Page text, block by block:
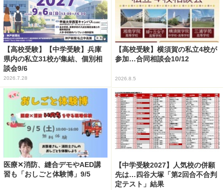
【高校受験】【中学受験】兵庫
県内の私立31校が集結、個別相
談会9/6
2026.7.28
【高校受験】横須賀の私立4校が
参加…合同相談会10/12
2026.8.5
医療✕消防、縫合デモやAED講
習も「おしごと体験博」9/5
【中学受験2027】人気校の併願
先は…四谷大塚「第2回合不合判
定テスト」結果